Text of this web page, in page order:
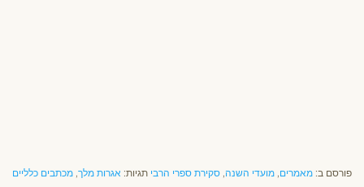
פורסם ב: מאמרים, מועדי השנה, סקירת ספרי הרבי תגיות: אגרות מלך, מכתבים כלליים